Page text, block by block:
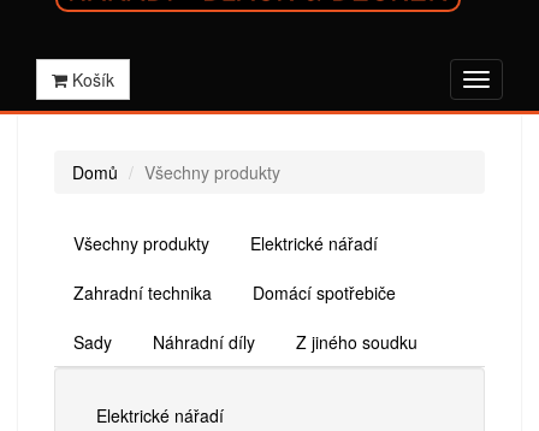
Košík
Domů Všechny produkty
Všechny produkty Elektrické nářadí
Zahradní technika Domácí spotřebiče
Sady Náhradní díly Z jiného soudku
Elektrické nářadí